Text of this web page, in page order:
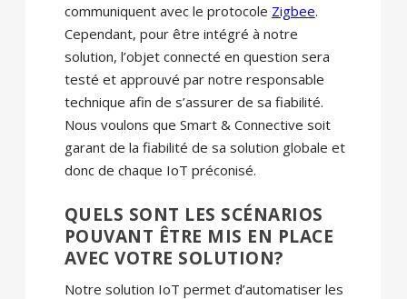
communiquent avec le protocole Zigbee.
Cependant, pour être intégré à notre
solution, l’objet connecté en question sera
testé et approuvé par notre responsable
technique afin de s’assurer de sa fiabilité.
Nous voulons que Smart & Connective soit
garant de la fiabilité de sa solution globale et
donc de chaque IoT préconisé.
QUELS SONT LES SCÉNARIOS
POUVANT ÊTRE MIS EN PLACE
AVEC VOTRE SOLUTION?
Notre solution IoT permet d’automatiser les